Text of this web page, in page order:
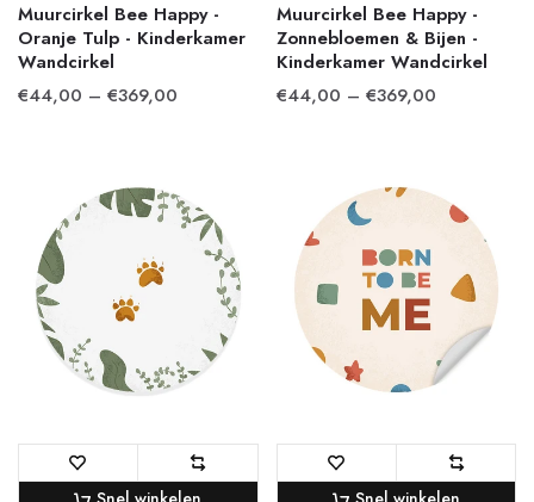
Muurcirkel Bee Happy -
Oranje Tulp - Kinderkamer
Wandcirkel
€44,00 – €369,00
Muurcirkel Bee Happy -
Zonnebloemen & Bijen -
Kinderkamer Wandcirkel
€44,00 – €369,00